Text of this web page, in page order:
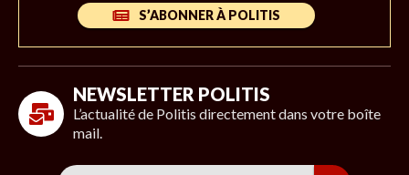
S’ABONNER À POLITIS
NEWSLETTER POLITIS
L’actualité de Politis directement dans votre boîte
mail.